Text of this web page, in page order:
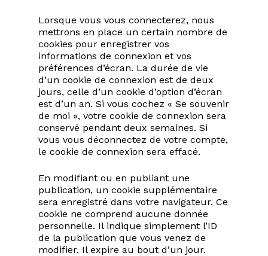
Lorsque vous vous connecterez, nous
mettrons en place un certain nombre de
cookies pour enregistrer vos
informations de connexion et vos
préférences d’écran. La durée de vie
d’un cookie de connexion est de deux
jours, celle d’un cookie d’option d’écran
est d’un an. Si vous cochez « Se souvenir
de moi », votre cookie de connexion sera
conservé pendant deux semaines. Si
vous vous déconnectez de votre compte,
le cookie de connexion sera effacé.
En modifiant ou en publiant une
publication, un cookie supplémentaire
sera enregistré dans votre navigateur. Ce
cookie ne comprend aucune donnée
personnelle. Il indique simplement l’ID
de la publication que vous venez de
modifier. Il expire au bout d’un jour.